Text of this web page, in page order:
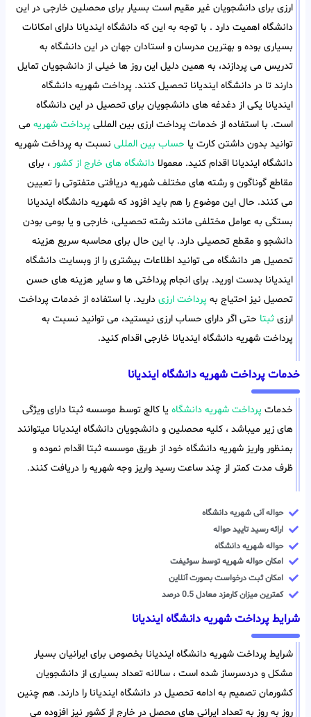
ارزی برای دانشجویان غیر مقیم است بسیار برای محصلین خارجی در این
دانشگاه اهمیت دارد . با توجه به این که دانشگاه ایندیانا دارای امکانات
بسیاری بوده و بهترین مدرسان و استادان جهان در این دانشگاه به
تدریس می پردازند، به همین دلیل این روز ها خیلی از دانشجویان تمایل
دارند تا در دانشگاه ایندیانا تحصیل کنند. پرداخت شهریه دانشگاه
ایندیانا یکی از دغدغه های دانشجویان برای تحصیل در این دانشگاه
است. با استفاده از خدمات پرداخت ارزی بین المللی پرداخت شهریه می
توانید بدون داشتن کارت یا حساب بین المللی نسبت به پرداخت شهریه
دانشگاه ایندیانا اقدام کنید. معمولا دانشگاه های خارج از کشور ، برای
مقاطع گوناگون و رشته های مختلف شهریه دریافتی متفتوتی را تعیین
می کنند. حال این موضوع را هم باید افزود که شهریه دانشگاه ایندیانا
بستگی به عوامل مختلفی مانند رشته تحصیلی، خارجی و یا بومی بودن
دانشجو و مقطع تحصیلی دارد. با این حال برای محاسبه سریع هزینه
تحصیل هر دانشگاه می توانید اطلاعات بیشتری را از وبسایت دانشگاه
ایندیانا بدست اورید. برای انجام پرداختی ها و سایر هزینه های حسن
تحصیل نیز احتیاج به پرداخت ارزی دارید. با استفاده از خدمات پرداخت
ارزی ثبتا حتی اگر دارای حساب ارزی نیستید، می توانید نسبت به
پرداخت شهریه دانشگاه ایندیانا خارجی اقدام کنید.
خدمات پرداخت شهریه دانشگاه ایندیانا
خدمات پرداخت شهریه دانشگاه یا کالج توسط موسسه ثبتا دارای ویژگی
های زیر میباشد ، کلیه محصلین و دانشجویان دانشگاه ایندیانا میتوانند
بمنظور واریز شهریه دانشگاه خود از طریق موسسه ثبتا اقدام نموده و
ظرف مدت کمتر از چند ساعت رسید واریز وجه شهریه را دریافت کنند.
حواله آنی شهریه دانشگاه
ارائه رسید تایید حواله
حواله شهریه دانشگاه
امکان حواله شهریه توسط سوئیفت
امکان ثبت درخواست بصورت آنلاین
کمترین میزان کارمزد معادل 0.5 درصد
شرایط پرداخت شهریه دانشگاه ایندیانا
شرایط پرداخت شهریه دانشگاه ایندیانا بخصوص برای ایرانیان بسیار
مشکل و دردسرساز شده است ، سالانه تعداد بسیاری از دانشجویان
کشورمان تصمیم به ادامه تحصیل در دانشگاه ایندیانا را دارند. هم چنین
روز به روز به تعداد ایرانی های محصل در خارج از کشور نیز افزوده می